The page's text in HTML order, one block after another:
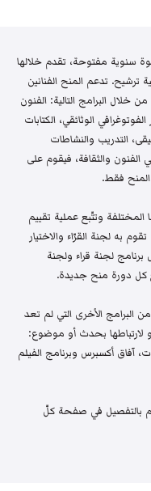
سنوية مفتوحة، تقدم خلالها
ترشيح. تدعم المنح الفنانين
خلال البرامج التالية: الفنون
الوثائقي، الكتابات
التدريب والنشاطات
الفنون والثقافة، فيقوم على
فقط.
عبر برامجها المختلفة وتتّبع عملية تقييم
به لجنة القرّاء والاختيار
لجنة قراء ولجنة
كل دورة منح جديدة.
البرامج الأخرى التي لم تعد
لارتباطها بحدث أو موضوع:
آفاق أكسبرس وبرنامج الفيلم
بالتفصيل في صفحة كلّ